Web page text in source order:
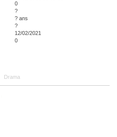
0
?
? ans
?
12/02/2021
0
Drama